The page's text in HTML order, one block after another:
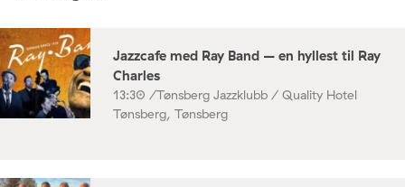
Jazzcafe med Ray Band – en hyllest til Ray
Charles
13:30 /Tønsberg Jazzklubb / Quality Hotel
Tønsberg, Tønsberg